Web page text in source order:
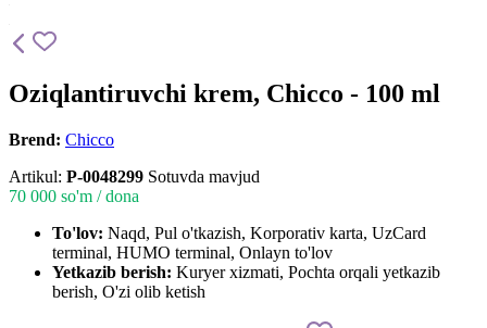
Oziqlantiruvchi krem, Chicco - 100 ml
Brend: Chicco
Artikul: P-0048299 Sotuvda mavjud
70 000 so'm / dona
To'lov: Naqd, Pul o'tkazish, Korporativ karta, UzCard
terminal, HUMO terminal, Onlayn to'lov
Yetkazib berish: Kuryer xizmati, Pochta orqali yetkazib
berish, O'zi olib ketish